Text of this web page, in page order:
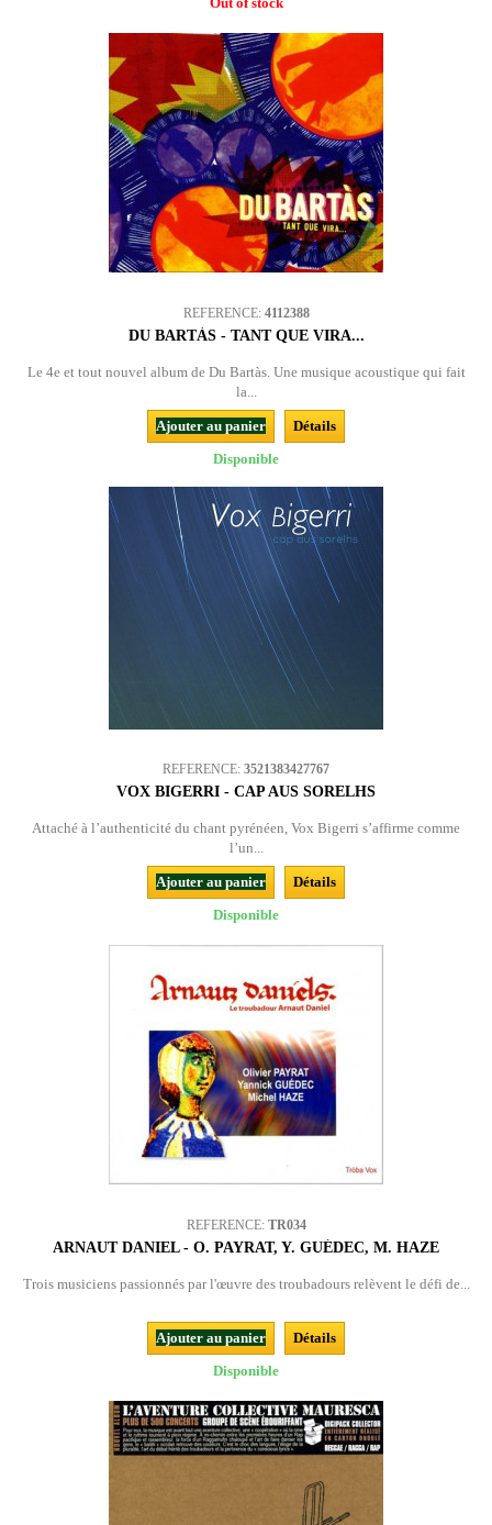
REFERENCE: 4112388
DU BARTÀS - TANT QUE VIRA...
Le 4e et tout nouvel album de Du Bartàs. Une musique acoustique qui fait
la...
Ajouter au panier
Détails
Disponible
REFERENCE: 3521383427767
VOX BIGERRI - CAP AUS SORELHS
Attaché à l’authenticité du chant pyrénéen, Vox Bigerri s’affirme comme
l’un...
Ajouter au panier
Détails
Disponible
REFERENCE: TR034
ARNAUT DANIEL - O. PAYRAT, Y. GUÉDEC, M. HAZE
Trois musiciens passionnés par l'œuvre des troubadours relèvent le défi de...
Ajouter au panier
Détails
Disponible